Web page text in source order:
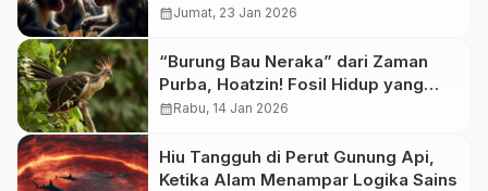
Menjual Layanan Seks
calendar_monthJumat, 23 Jan 2026
“Burung Bau Neraka” dari Zaman
Purba, Hoatzin! Fosil Hidup yang
Mengguncang Logika Evolusi
calendar_monthRabu, 14 Jan 2026
Hiu Tangguh di Perut Gunung Api,
Ketika Alam Menampar Logika Sains